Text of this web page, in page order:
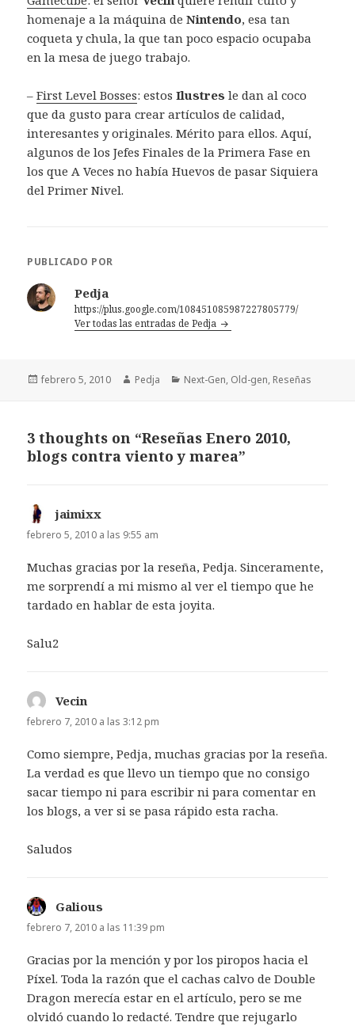
homenaje a la máquina deNintendo, esa tan
coqueta y chula, la que tan poco espacio ocupaba
en la mesa de juego trabajo.
–First Level Bosses: estos Ilustres le dan al coco
que da gusto para crear artículos de calidad,
interesantes y originales. Mérito para ellos. Aquí,
algunos de los Jefes Finales de la Primera Fase en
los que A Veces no había Huevos de pasar Siquiera
del Primer Nivel.
PUBLICADO POR
Pedja
https://plus.google.com/108451085987227805779/
Ver todas las entradas de Pedja
Publicado
febrero 5, 2010 Autor
Pedja Categorías
Next-Gen, Old-gen, Reseñas
3 thoughts on “Reseñas Enero 2010,
blogs contra viento y marea”
jaimixx
febrero 5, 2010 a las 9:55 am
Muchas gracias por la reseña, Pedja. Sinceramente,
me sorprendí a mi mismo al ver el tiempo que he
tardado en hablar de esta joyita.
Salu2
Vecin
febrero 7, 2010 a las 3:12 pm
Como siempre, Pedja, muchas gracias por la reseña.
La verdad es que llevo un tiempo que no consigo
sacar tiempo ni para escribir ni para comentar en
los blogs, a ver si se pasa rápido esta racha.
Saludos
Galious
febrero 7, 2010 a las 11:39 pm
Gracias por la mención y por los piropos hacia el
Píxel. Toda la razón que el cachas calvo de Double
Dragon merecía estar en el artículo, pero se me
olvidó cuando lo redacté. Tendre que rejugarlo